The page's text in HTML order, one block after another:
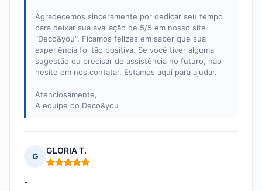
Agradecemos sinceramente por dedicar seu tempo
para deixar sua avaliação de 5/5 em nosso site
"Deco&you". Ficamos felizes em saber que sua
experiência foi tão positiva. Se você tiver alguma
sugestão ou precisar de assistência no futuro, não
hesite em nos contatar. Estamos aqui para ajudar.
Atenciosamente,
A equipe do Deco&you
G
GLORIA T.
Nota: 5 em 5
-